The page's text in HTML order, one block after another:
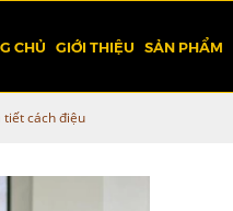
CHỦ GIỚI THIỆU SẢN PHẨM
cách điệu